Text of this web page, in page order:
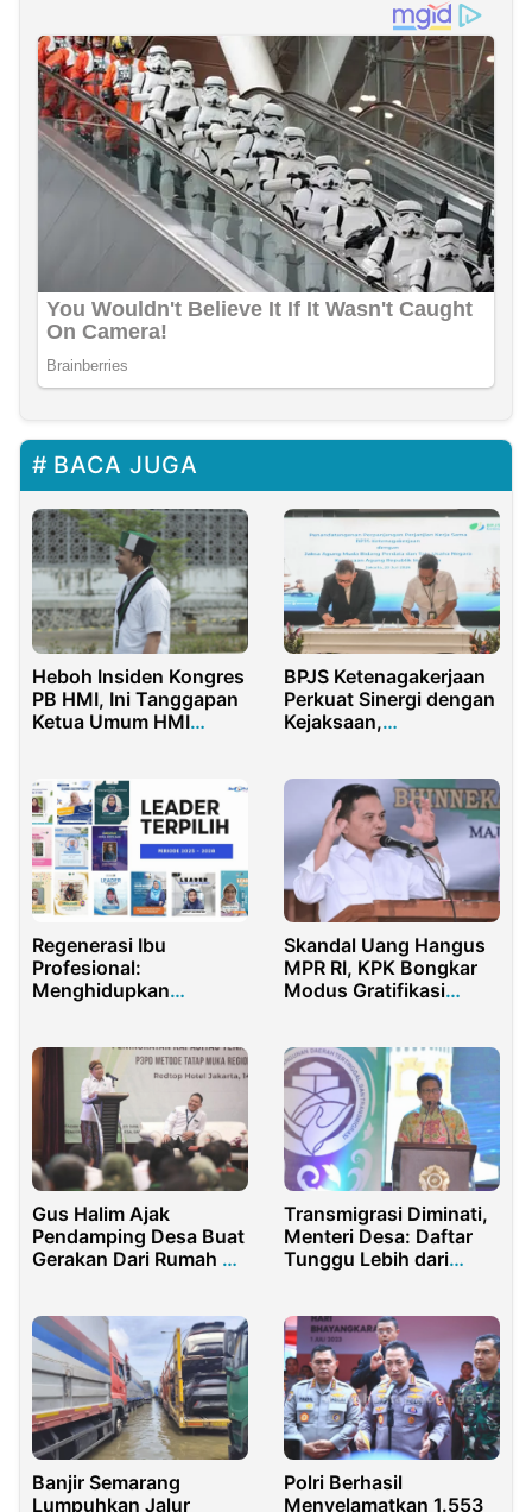
BACA JUGA
Heboh Insiden Kongres
PB HMI, Ini Tanggapan
Ketua Umum HMI
BPJS Ketenagakerjaan
Perkuat Sinergi dengan
Kejaksaan,
Optimal
Regenerasi Ibu
Profesional:
Menghidupkan
Keputusan
Skandal Uang Hangus
MPR RI, KPK Bongkar
Modus Gratifikasi
Gus Halim Ajak
Pendamping Desa Buat
Gerakan Dari Rumah Ke
Transmigrasi Diminati,
Menteri Desa: Daftar
Tunggu Lebih dari
Banjir Semarang
Lumpuhkan Jalur
Polri Berhasil
Menyelamatkan 1.553